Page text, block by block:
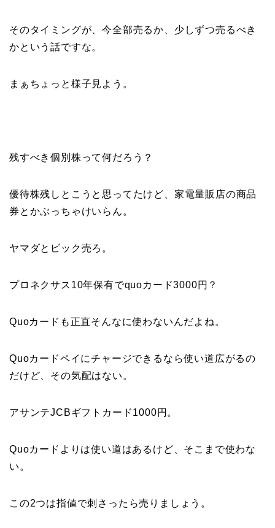
そのタイミングが、今全部売るか、少しずつ売るべき
かという話ですな。
まぁちょっと様子見よう。
残すべき個別株って何だろう？
優待株残しとこうと思ってたけど、家電量販店の商品
券とかぶっちゃけいらん。
ヤマダとビック売ろ。
プロネクサス10年保有でquoカード3000円？
Quoカードも正直そんなに使わないんだよね。
Quoカードペイにチャージできるなら使い道広がるの
だけど、その気配はない。
アサンテJCBギフトカード1000円。
Quoカードよりは使い道はあるけど、そこまで使わな
い。
この2つは指値で刺さったら売りましょう。